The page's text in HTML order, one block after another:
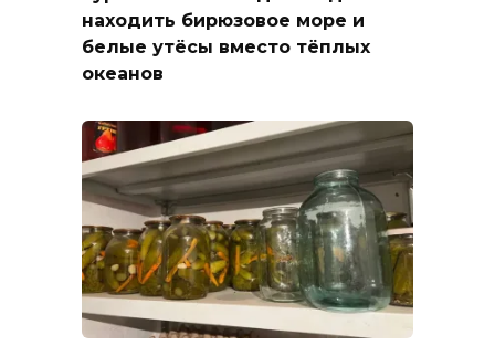
находить бирюзовое море и
белые утёсы вместо тёплых
океанов